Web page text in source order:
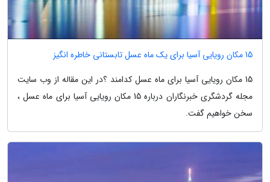
15 مکان رویایی آسیا برای یک ماه عسل تابستانی خاطره انگیز
15 مکان رویایی آسیا برای ماه عسل کدامند ؟در این مقاله از وب سایت
مجله گردشگری خبرنگاران درباره 15 مکان رویایی آسیا برای ماه عسل ،
سخن خواهیم گفت.